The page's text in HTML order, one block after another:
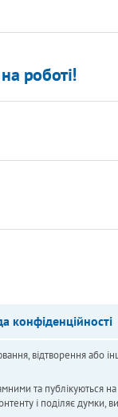
роботі!
конфіденційності
відтворення або
та публікуються
і поділяє думки,